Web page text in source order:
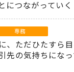
につながっていく
専務
、ただひたすら
先の気持ちにな